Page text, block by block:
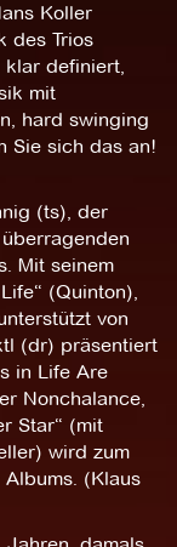
Koller
des Trios
klar definiert,
mit
hard swinging
Sie sich das an!
(ts), der
Mit seinem
(Quinton),
von
(dr) präsentiert
in Life Are
Nonchalance,
Star“ (mit
wird zum
(Klaus